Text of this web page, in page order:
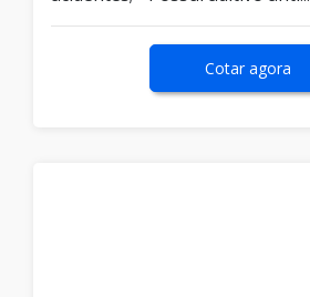
Cotar agora